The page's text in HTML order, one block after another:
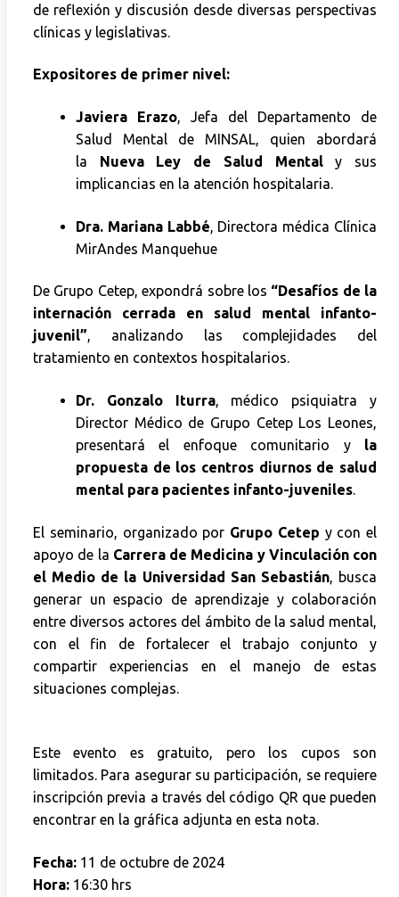
de reflexión y discusión desde diversas perspectivas
clínicas y legislativas.
Expositores de primer nivel:
Javiera Erazo, Jefa del Departamento de
Salud Mental de MINSAL, quien abordará
la Nueva Ley de Salud Mentaly sus
implicancias en la atención hospitalaria.
Dra. Mariana Labbé, Directora médica Clínica
MirAndes Manquehue
De Grupo Cetep, expondrá sobre los “Desafíos de la
internación cerrada en salud mental infanto-
juvenil”, analizando las complejidades del
tratamiento en contextos hospitalarios.
Dr. Gonzalo Iturra, médico psiquiatra y
Director Médico de Grupo Cetep Los Leones,
presentará el enfoque comunitario y la
propuesta de los centros diurnos de salud
mental para pacientes infanto-juveniles.
El seminario, organizado por Grupo Cetep y con el
apoyo de la Carrera de Medicina y Vinculación con
el Medio de la Universidad San Sebastián, busca
generar un espacio de aprendizaje y colaboración
entre diversos actores del ámbito de la salud mental,
con el fin de fortalecer el trabajo conjunto y
compartir experiencias en el manejo de estas
situaciones complejas.
Este evento es gratuito, pero los cupos son
limitados. Para asegurar su participación, se requiere
inscripción previa a través del código QR que pueden
encontrar en la gráfica adjunta en esta nota.
Fecha: 11 de octubre de 2024
Hora: 16:30 hrs